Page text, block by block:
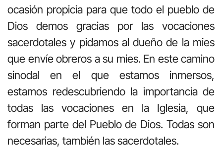
ocasión propicia para que todo el pueblo de
Dios demos gracias por las vocaciones
sacerdotales y pidamos al dueño de la mies
que envíe obreros a su mies. En este camino
sinodal en el que estamos inmersos,
estamos redescubriendo la importancia de
todas las vocaciones en la Iglesia, que
forman parte del Pueblo de Dios. Todas son
necesarias, también las sacerdotales.